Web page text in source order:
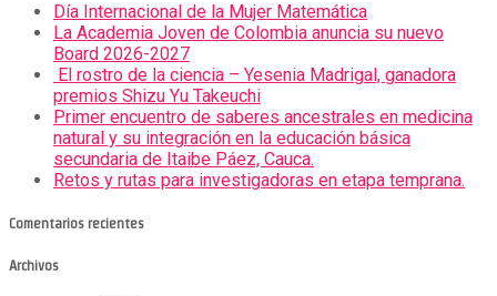
Día Internacional de la Mujer Matemática
La Academia Joven de Colombia anuncia su nuevo
Board 2026-2027
El rostro de la ciencia – Yesenia Madrigal, ganadora
premios Shizu Yu Takeuchi
Primer encuentro de saberes ancestrales en medicina
natural y su integración en la educación básica
secundaria de Itaibe Páez, Cauca.
Retos y rutas para investigadoras en etapa temprana.
Comentarios recientes
Archivos